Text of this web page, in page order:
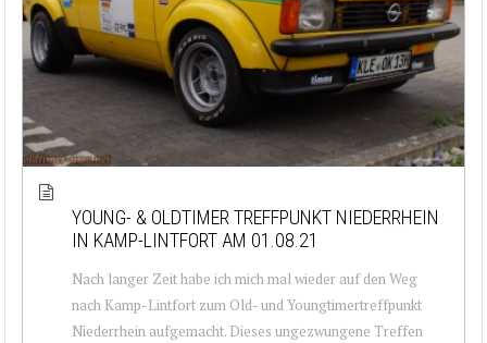
YOUNG- & OLDTIMER TREFFPUNKT NIEDERRHEIN
IN KAMP-LINTFORT AM 01.08.21
Nach langer Zeit habe ich mich mal wieder auf den Weg
nach Kamp-Lintfort zum Old- und Youngtimertreffpunkt
Niederrhein aufgemacht. Dieses ungezwungene Treffen